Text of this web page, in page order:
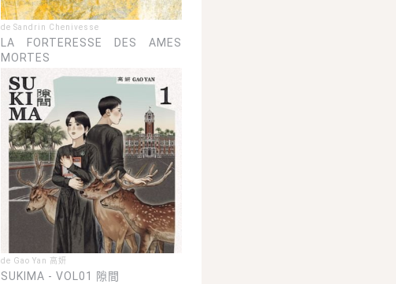
de Sandrin Chenivesse
LA FORTERESSE DES AMES
MORTES
de Gao Yan 高妍
SUKIMA - VOL01 隙間